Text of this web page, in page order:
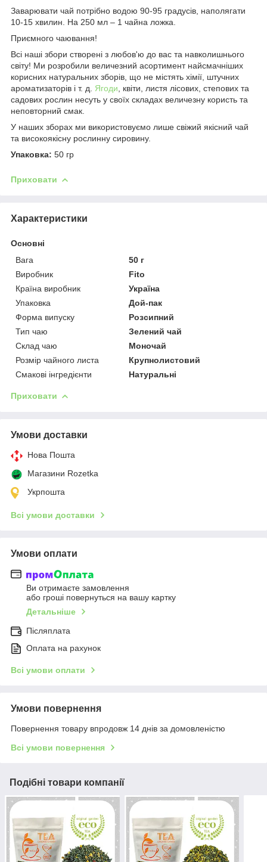
Заварювати чай потрібно водою 90-95 градусів, наполягати
10-15 хвилин. На 250 мл – 1 чайна ложка.
Приємного чаювання!
Всі наші збори створені з любов'ю до вас та навколишнього
світу! Ми розробили величезний асортимент найсмачніших
корисних натуральних зборів, що не містять хімії, штучних
ароматизаторів і т. д. Ягоди , квіти, листя лісових, степових та
садових рослин несуть у своїх складах величезну користь та
неповторний смак.
У наших зборах ми використовуємо лише свіжий якісний чай
та високоякісну рослинну сировину.
Упаковка: 50 гр
Приховати
Характеристики
Основні
Вага
50 г
Виробник
Fito
Країна виробник
Україна
Упаковка
Дой-пак
Форма випуску
Розсипний
Тип чаю
Зелений чай
Склад чаю
Моночай
Розмір чайного листа
Крупнолистовий
Смакові інгредієнти
Натуральні
Приховати
Умови доставки
Нова Пошта
Магазини Rozetka
Укрпошта
Всі умови доставки
Умови оплати
Ви отримаєте замовлення
або гроші повернуться на вашу картку
Детальніше
Післяплата
Оплата на рахунок
Всі умови оплати
Умови повернення
Повернення товару впродовж 14 днів за домовленістю
Всі умови повернення
Подібні товари компанії